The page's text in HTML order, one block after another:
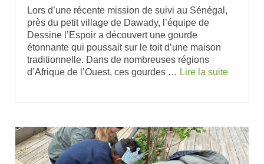
Lors d’une récente mission de suivi au Sénégal,
près du petit village de Dawady, l’équipe de
Dessine l’Espoir a découvert une gourde
étonnante qui poussait sur le toit d’une maison
traditionnelle. Dans de nombreuses régions
d’Afrique de l’Ouest, ces gourdes … Lire la suite